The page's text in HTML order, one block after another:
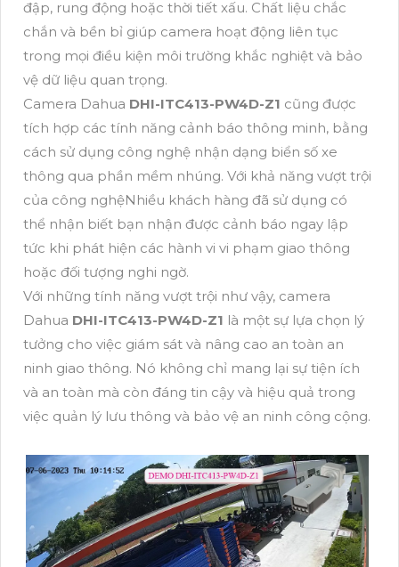
đập, rung động hoặc thời tiết xấu. Chất liệu chắc
chắn và bền bỉ giúp camera hoạt động liên tục
trong mọi điều kiện môi trường khắc nghiệt và bảo
vệ dữ liệu quan trọng.
Camera Dahua DHI-ITC413-PW4D-Z1 cũng được
tích hợp các tính năng cảnh báo thông minh, bằng
cách sử dụng công nghệ nhận dạng biển số xe
thông qua phần mềm nhúng. Với khả năng vượt trội
của công nghệNhiều khách hàng đã sử dụng có
thể nhận biết bạn nhận được cảnh báo ngay lập
tức khi phát hiện các hành vi vi phạm giao thông
hoặc đối tượng nghi ngờ.
Với những tính năng vượt trội như vậy, camera
Dahua DHI-ITC413-PW4D-Z1 là một sự lựa chọn lý
tưởng cho việc giám sát và nâng cao an toàn an
ninh giao thông. Nó không chỉ mang lại sự tiện ích
và an toàn mà còn đáng tin cậy và hiệu quả trong
việc quản lý lưu thông và bảo vệ an ninh công cộng.